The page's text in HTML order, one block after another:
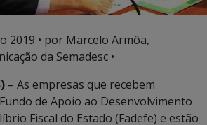
2019 • por Marcelo Armôa,
da Semadesc •
– As empresas que recebem
de Apoio ao Desenvolvimento
Fiscal do Estado (Fadefe) e estão